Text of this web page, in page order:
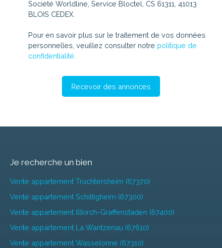
Société Worldline, Service Bloctel, CS 61311, 41013
BLOIS CEDEX.
Pour en savoir plus sur le traitement de vos données
personnelles, veuillez consulter notre politique de
confidentialité
Recevoir des annonces
Je recherche un bien
Vente appartement Truchtersheim (67370)
Vente appartement Schiltigheim (67300)
Vente appartement Illkirch-Graffenstaden (67400)
Vente appartement La Wantzenau (67610)
Vente appartement Wasselonne (67310)